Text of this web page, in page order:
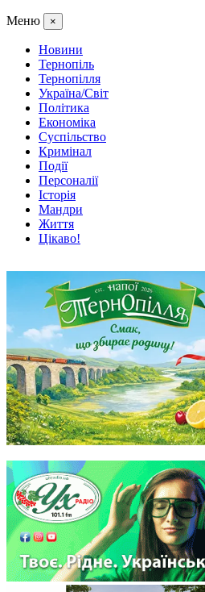
Меню ×
Новини
Тернопіль
Тернопілля
Україна/Світ
Політика
Економіка
Суспільство
Кримінал
Події
Персоналії
Історія
Мандри
Життя
Цікаво!